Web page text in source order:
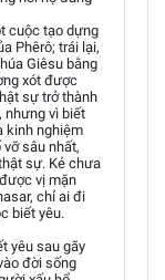
cuộc tạo dựng
Phêrô; trái lại,
Giêsu bằng
xót được
sự trở thành
nhưng vì biết
kinh nghiệm
sâu nhất,
sự. Kẻ chưa
vị mặn
chỉ ai đi
biết yêu.
yêu sau gãy
đời sống